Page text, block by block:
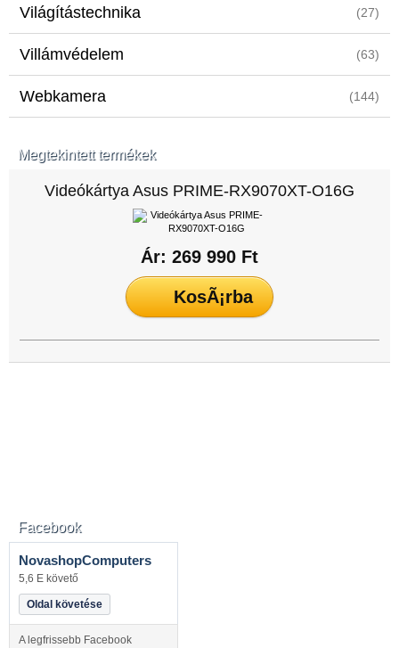
Világítástechnika (27)
Villámvédelem (63)
Webkamera (144)
Megtekintett termékek
Videókártya Asus PRIME-RX9070XT-O16G
Ár: 269 990 Ft
Facebook
NovashopComputers
5,6 E követő
Oldal követése
A legfrissebb Facebook